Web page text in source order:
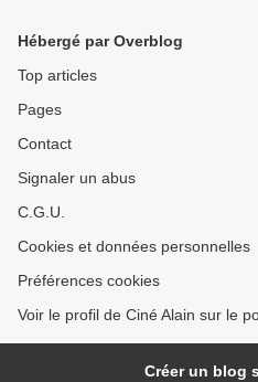
Hébergé par Overblog
Top articles
Pages
Contact
Signaler un abus
C.G.U.
Cookies et données personnelles
Préférences cookies
Voir le profil de Ciné Alain sur le
Créer un blog